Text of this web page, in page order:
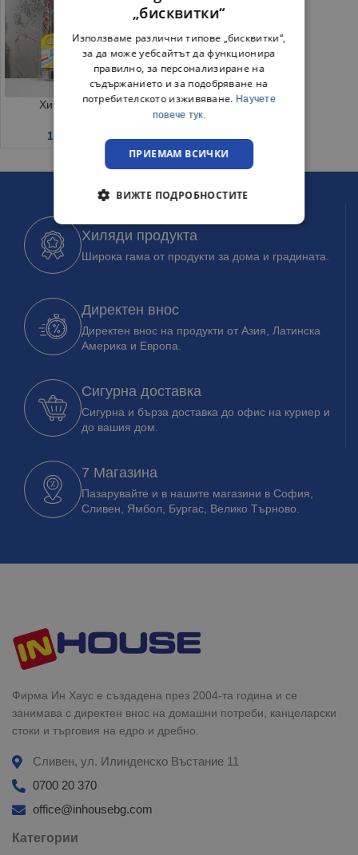
Химикали 12 цвята
1.87
Хиляди продукта
Широка гама от продукти за дома и градината.
Директен внос
Директен внос на продукти от Азия, Латинска
Америка и Европа.
Сигурна доставка
Сигурна и бърза доставка до офис на куриер и
до вашия дом.
7 Магазина
Пазарувайте и в нашите магазини в София,
Сливен, Ямбол, Бургас, Велико Търново.
Фирма Ин Хаус е създадена през 2004-та година и се
занимава с директен внос на домашни потреби, канцеларски
стоки и търговия на едро и дребно.
Сливен, ул. Илинденско Въстание 11
0700 20 370
office@inhousebg.com
Категории
„бисквитки“
Използваме различни типове „бисквитки“,
за да може уебсайтът да функционира
правилно, за персонализиране на
съдържанието и за подобряване на
потребителското изживяване. Научете
повече тук.
ПРИЕМАМ ВСИЧКИ
ВИЖТЕ ПОДРОБНОСТИТЕ